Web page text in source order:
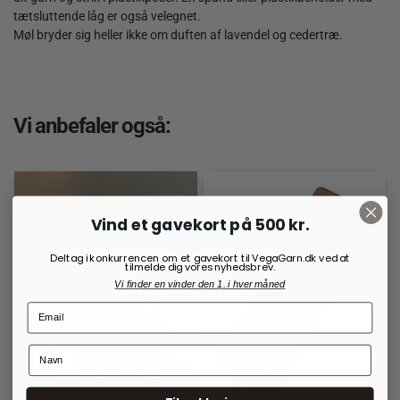
tætsluttende låg er også velegnet.
Møl bryder sig heller ikke om duften af lavendel og cedertræ.
Vi anbefaler også:
Vind et gavekort på 500 kr.
Deltag i konkurrencen om et gavekort til VegaGarn.dk ved at
tilmelde dig vores nyhedsbrev.
Vi finder en vinder den 1. i hver måned